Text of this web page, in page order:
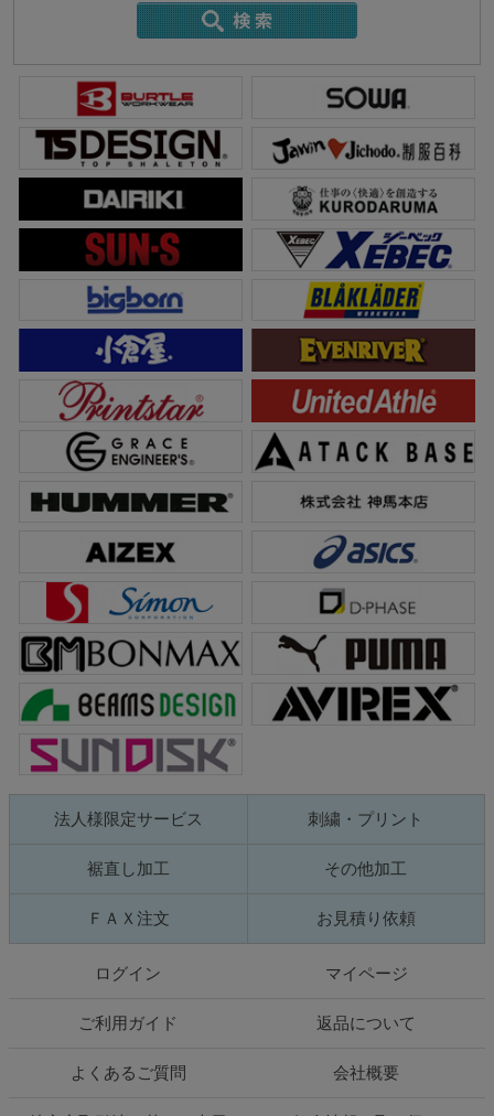
法人様限定サービス 刺繍・プリント
裾直し加工 その他加工
ＦＡＸ注文 お見積り依頼
ログイン マイページ
ご利用ガイド 返品について
よくあるご質問 会社概要